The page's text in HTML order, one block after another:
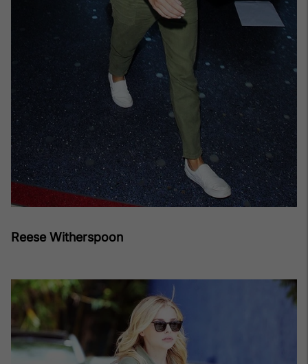
Reese Witherspoon